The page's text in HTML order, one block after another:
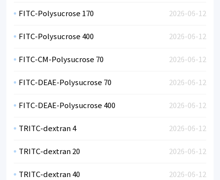
2026-06-12
FITC-Polysucrose 170
2026-06-12
FITC-Polysucrose 400
2026-06-12
FITC-CM-Polysucrose 70
2026-06-12
FITC-DEAE-Polysucrose 70
2026-06-12
FITC-DEAE-Polysucrose 400
2026-06-12
TRITC-dextran 4
2026-06-12
TRITC-dextran 20
2026-06-12
TRITC-dextran 40